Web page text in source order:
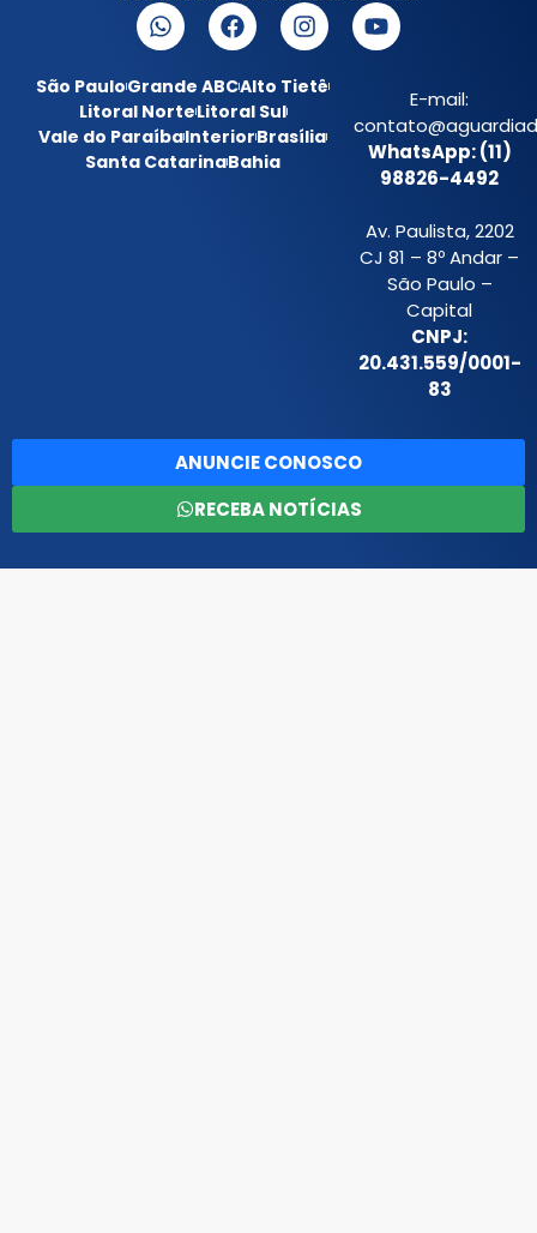
São PauloGrande ABCAlto Tietê
Litoral NorteLitoral Sul
Vale do ParaíbaInteriorBrasília
Santa CatarinaBahia
E-mail:
WhatsApp: (11)
98826-4492
Av. Paulista, 2202
CJ 81 – 8º Andar –
São Paulo –
Capital
CNPJ:
20.431.559/0001-
83
ANUNCIE CONOSCO
RECEBA NOTÍCIAS